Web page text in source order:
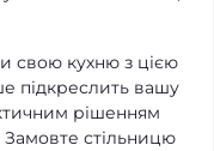
свою кухню з цією
підкреслить вашу
рішенням
стільницю